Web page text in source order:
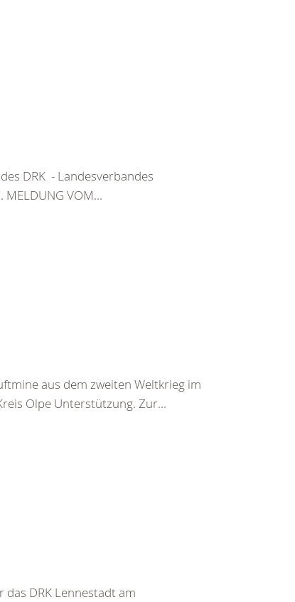
DRK - Landesverbandes
VOM...
aus dem zweiten Weltkrieg im
Olpe Unterstützung. Zur...
das DRK Lennestadt am